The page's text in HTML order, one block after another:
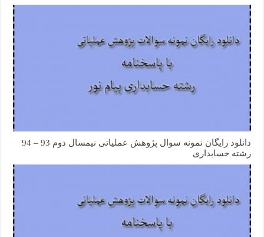
دانلود رایگان نمونه سوال پژوهش عملیاتی نیمسال دوم 93 – 94
رشته حسابداری